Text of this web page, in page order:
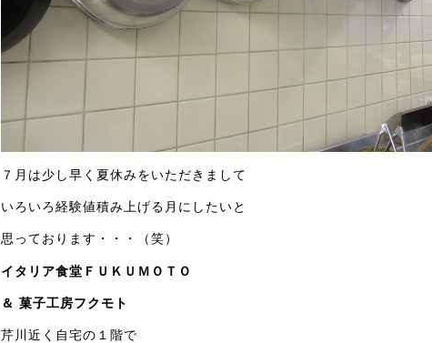
７月は少し早く夏休みをいただきまして
いろいろ経験値積み上げる月にしたいと
思っております・・・（笑）
イタリア食堂ＦＵＫＵＭＯＴＯ
＆ 菓子工房フクモト
芹川近く自宅の１階で